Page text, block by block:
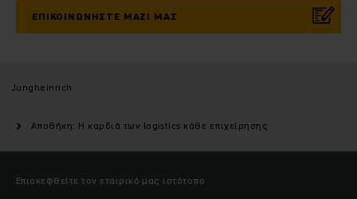
ΕΠΙΚΟΙΝΩΝΉΣΤΕ ΜΑΖΊ ΜΑΣ
Jungheinrich
Αποθήκη: Η καρδιά των logistics κάθε επιχείρησης
Επισκεφθείτε τον εταιρικό μας ιστότοπο